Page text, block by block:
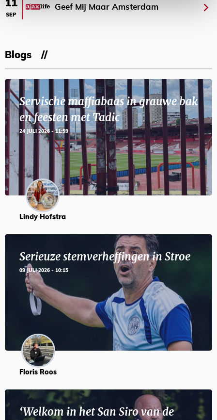
11
SEP
Geef Mij Maar Amsterdam
Blogs
Servische maffiabaas in grauwe bak
en feesten met Tadic
24 JULI 2026 - 11:59
Lindy Hofstra
Serieuze stemverheffingen in Stroe
09 JULI 2026 - 10:15
Floris Roos
‘Welkom in het San Siro van de